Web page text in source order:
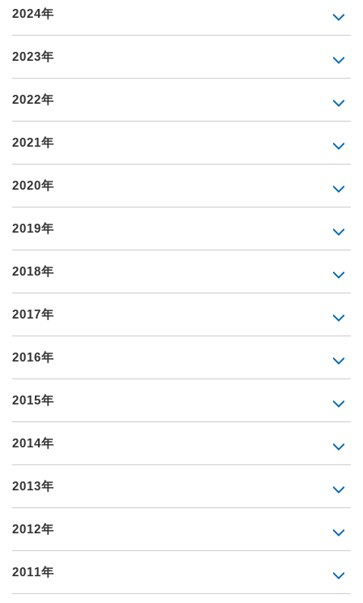
2024年
2023年
2022年
2021年
2020年
2019年
2018年
2017年
2016年
2015年
2014年
2013年
2012年
2011年